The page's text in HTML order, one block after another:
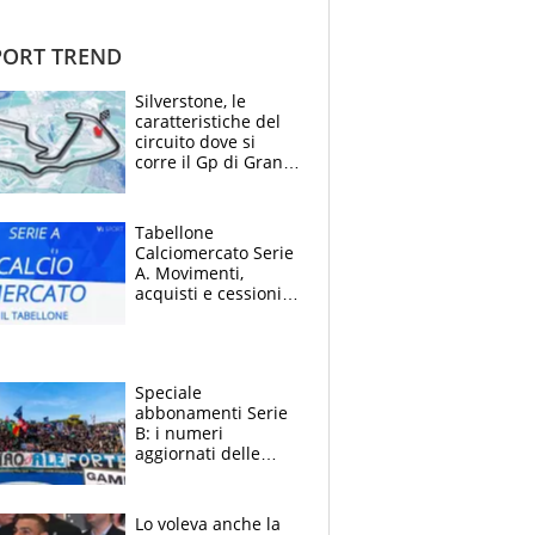
TREND
Silverstone, le
caratteristiche del
circuito dove si
corre il Gp di Gran
Tabellone
Calciomercato Serie
A. Movimenti,
acquisti e cessioni:
Speciale
abbonamenti Serie
B: i numeri
aggiornati delle
Lo voleva anche la